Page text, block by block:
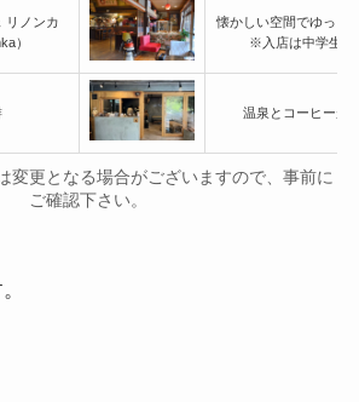
リノンカ
）
懐かしい空間でゆっ
※入店は中学生以
温泉とコーヒーが
変更となる場合がございますので、事前に
ご確認下さい。